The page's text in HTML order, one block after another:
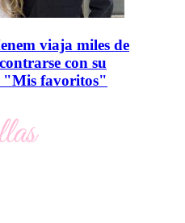
viaja miles de
con su
"Mis favoritos"